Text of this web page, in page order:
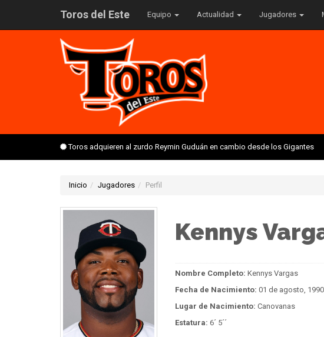
Toros del Este Equipo Actualidad Jugadores
Toros adquieren al zurdo Reymin Guduán en cambio desde los Gigantes
Inicio Jugadores Perfil
Kennys
Nombre Completo: Kennys Vargas
Fecha de Nacimiento: 01 de agosto,
Lugar de Nacimiento: Canovanas
Estatura: 6´ 5´´